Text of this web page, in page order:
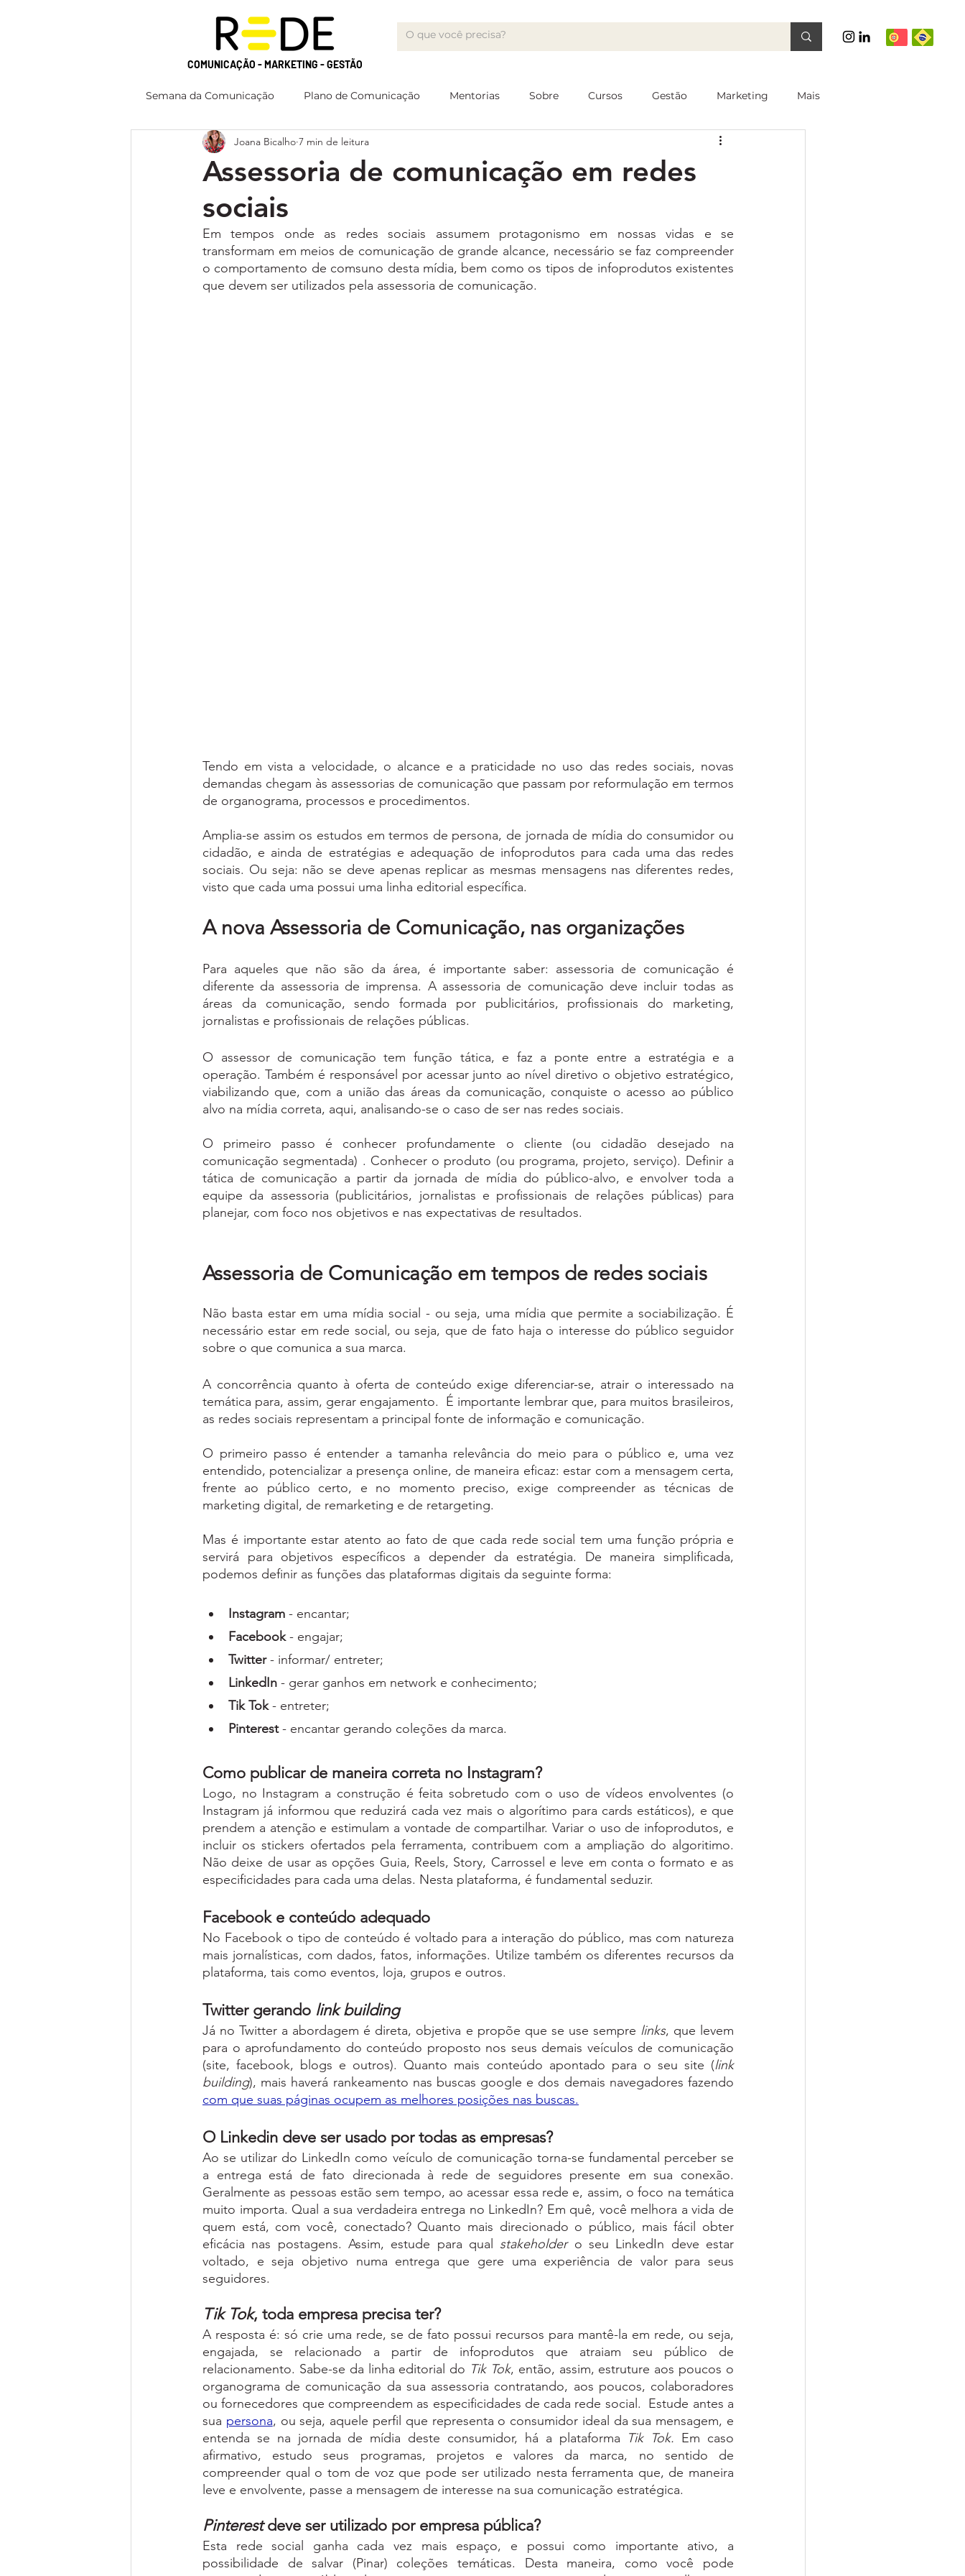
COMUNICAÇÃO - MARKETING - GESTÃO
Semana da Comunicação Plano de Comunicação Mentorias Sobre Cursos Gestão Marketing Mais
Assessoria de comunicação em redes
sociais
Joana Bicalho 7 min de leitura
Em tempos onde as redes sociais assumem protagonismo em nossas vidas e se
transformam em meios de comunicação de grande alcance, necessário se faz compreender
o comportamento de comsuno desta mídia, bem como os tipos de infoprodutos existentes
que devem ser utilizados pela assessoria de comunicação.
Tendo em vista a velocidade, o alcance e a praticidade no uso das redes sociais, novas
demandas chegam às assessorias de comunicação que passam por reformulação em termos
de organograma, processos e procedimentos.
Amplia-se assim os estudos em termos de persona, de jornada de mídia do consumidor ou
cidadão, e ainda de estratégias e adequação de infoprodutos para cada uma das redes
sociais. Ou seja: não se deve apenas replicar as mesmas mensagens nas diferentes redes,
visto que cada uma possui uma linha editorial específica.
A nova Assessoria de Comunicação, nas organizações
Para aqueles que não são da área, é importante saber: assessoria de comunicação é
diferente da assessoria de imprensa. A assessoria de comunicação deve incluir todas as
áreas da comunicação, sendo formada por publicitários, profissionais do marketing,
jornalistas e profissionais de relações públicas.
O assessor de comunicação tem função tática, e faz a ponte entre a estratégia e a
operação. Também é responsável por acessar junto ao nível diretivo o objetivo estratégico,
viabilizando que, com a união das áreas da comunicação, conquiste o acesso ao público
alvo na mídia correta, aqui, analisando-se o caso de ser nas redes sociais.
O primeiro passo é conhecer profundamente o cliente (ou cidadão desejado na
comunicação segmentada) . Conhecer o produto (ou programa, projeto, serviço). Definir a
tática de comunicação a partir da jornada de mídia do público-alvo, e envolver toda a
equipe da assessoria (publicitários, jornalistas e profissionais de relações públicas) para
planejar, com foco nos objetivos e nas expectativas de resultados.
Assessoria de Comunicação em tempos de redes sociais
Não basta estar em uma mídia social - ou seja, uma mídia que permite a sociabilização. É
necessário estar em rede social, ou seja, que de fato haja o interesse do público seguidor
sobre o que comunica a sua marca.
A concorrência quanto à oferta de conteúdo exige diferenciar-se, atrair o interessado na
temática para, assim, gerar engajamento.  É importante lembrar que, para muitos brasileiros,
as redes sociais representam a principal fonte de informação e comunicação.
O primeiro passo é entender a tamanha relevância do meio para o público e, uma vez
entendido, potencializar a presença online, de maneira eficaz: estar com a mensagem certa,
frente ao público certo, e no momento preciso, exige compreender as técnicas de
marketing digital, de remarketing e de retargeting.
Mas é importante estar atento ao fato de que cada rede social tem uma função própria e
servirá para objetivos específicos a depender da estratégia. De maneira simplificada,
podemos definir as funções das plataformas digitais da seguinte forma:
Instagram - encantar;
Facebook - engajar;
Twitter - informar/ entreter;
LinkedIn - gerar ganhos em network e conhecimento;
Tik Tok - entreter;
Pinterest - encantar gerando coleções da marca.
Como publicar de maneira correta no Instagram?
Logo, no Instagram a construção é feita sobretudo com o uso de vídeos envolventes (o
Instagram já informou que reduzirá cada vez mais o algorítimo para cards estáticos), e que
prendem a atenção e estimulam a vontade de compartilhar. Variar o uso de infoprodutos, e
incluir os stickers ofertados pela ferramenta, contribuem com a ampliação do algoritimo.
Não deixe de usar as opções Guia, Reels, Story, Carrossel e leve em conta o formato e as
especificidades para cada uma delas. Nesta plataforma, é fundamental seduzir.
Facebook e conteúdo adequado
No Facebook o tipo de conteúdo é voltado para a interação do público, mas com natureza
mais jornalísticas, com dados, fatos, informações. Utilize também os diferentes recursos da
plataforma, tais como eventos, loja, grupos e outros.
Twitter gerando link building
Já no Twitter a abordagem é direta, objetiva e propõe que se use sempre links, que levem
para o aprofundamento do conteúdo proposto nos seus demais veículos de comunicação
(site, facebook, blogs e outros). Quanto mais conteúdo apontado para o seu site (link
building
com que suas páginas ocupem as melhores posições nas buscas.
O Linkedin deve ser usado por todas as empresas?
Ao se utilizar do LinkedIn como veículo de comunicação torna-se fundamental perceber se
a entrega está de fato direcionada à rede de seguidores presente em sua conexão.
Geralmente as pessoas estão sem tempo, ao acessar essa rede e, assim, o foco na temática
muito importa. Qual a sua verdadeira entrega no LinkedIn? Em quê, você melhora a vida de
quem está, com você, conectado? Quanto mais direcionado o público, mais fácil obter
eficácia nas postagens. Assim, estude para qual stakeholder o seu LinkedIn deve estar
voltado, e seja objetivo numa entrega que gere uma experiência de valor para seus
seguidores.
Tik Tok, toda empresa precisa ter?
A resposta é: só crie uma rede, se de fato possui recursos para mantê-la em rede, ou seja,
engajada, se relacionado a partir de infoprodutos que atraiam seu público de
relacionamento. Sabe-se da linha editorial do Tik Tok, então, assim, estruture aos poucos o
organograma de comunicação da sua assessoria contratando, aos poucos, colaboradores
ou fornecedores que compreendem as especificidades de cada rede social.  Estude antes a
sua persona, ou seja, aquele perfil que representa o consumidor ideal da sua mensagem, e
entenda se na jornada de mídia deste consumidor, há a plataforma Tik Tok. Em caso
afirmativo, estudo seus programas, projetos e valores da marca, no sentido de
compreender qual o tom de voz que pode ser utilizado nesta ferramenta que, de maneira
leve e envolvente, passe a mensagem de interesse na sua comunicação estratégica.
Pinterest deve ser utilizado por empresa pública?
Esta rede social ganha cada vez mais espaço, e possui como importante ativo, a
possibilidade de salvar (Pinar) coleções temáticas. Desta maneira, como você pode